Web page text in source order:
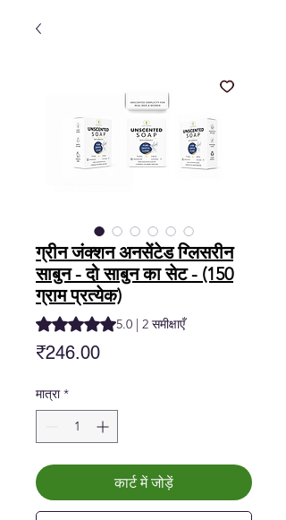
ग्रीन जंक्शन अनसेंटेड ग्लिसरीन
साबुन - दो साबुन का सेट - (150
ग्राम प्रत्येक)
5.0 में से 5 स्टार रेटिंग 2 समीक्षाओं के आधार पर है
5.0 | 2 समीक्षाएँ
₹246.00मूल्य
मात्रा *
कार्ट में जोड़ें